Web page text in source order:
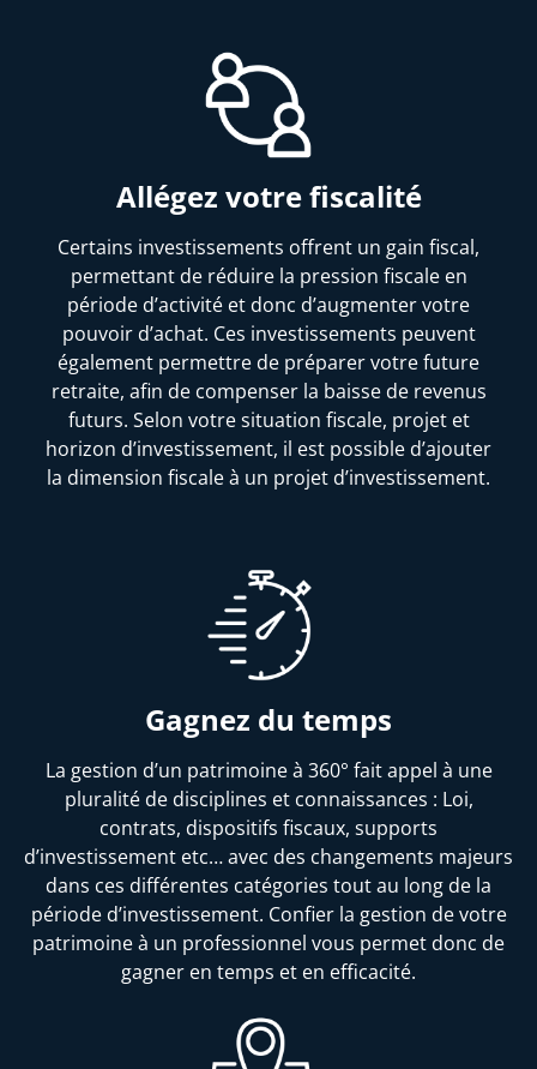
Allégez votre fiscalité
Certains investissements offrent un gain fiscal,
permettant de réduire la pression fiscale en
période d’activité et donc d’augmenter votre
pouvoir d’achat. Ces investissements peuvent
également permettre de préparer votre future
retraite, afin de compenser la baisse de revenus
futurs. Selon votre situation fiscale, projet et
horizon d’investissement, il est possible d’ajouter
la dimension fiscale à un projet d’investissement.
Gagnez du temps
La gestion d’un patrimoine à 360° fait appel à une
pluralité de disciplines et connaissances : Loi,
contrats, dispositifs fiscaux, supports
d’investissement etc… avec des changements majeurs
dans ces différentes catégories tout au long de la
période d’investissement. Confier la gestion de votre
patrimoine à un professionnel vous permet donc de
gagner en temps et en efficacité.